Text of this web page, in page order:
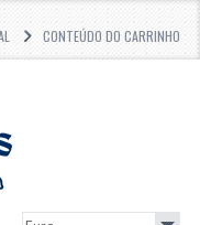
CONTEÚDO DO CARRINHO